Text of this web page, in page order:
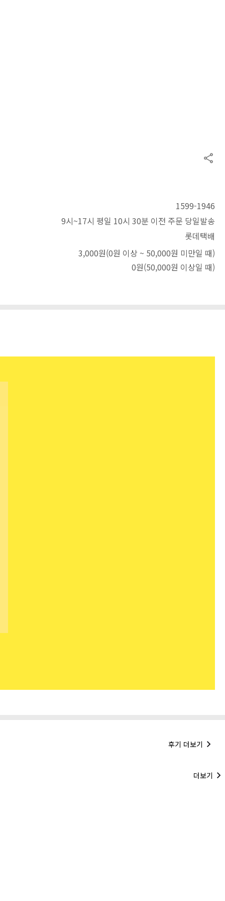
1599-1946
9시~17시 평일 10시 30분 이전 주문 당일발송
롯데택배
3,000원(0원 이상 ~ 50,000원 미만일 때)
0원(50,000원 이상일 때)
후기 더보기
더보기